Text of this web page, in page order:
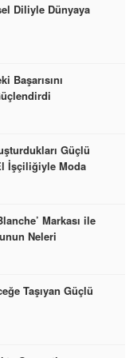
Diliyle Dünyaya
Başarısını
Güçlü
İşçiliğiyle Moda
Markası ile
Neleri
Örneğini Sunuyor
Taşıyan Güçlü